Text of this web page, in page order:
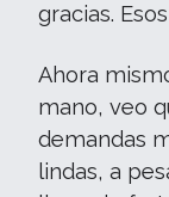
gracias.
Ahora
mano, veo
demandas
lindas, a